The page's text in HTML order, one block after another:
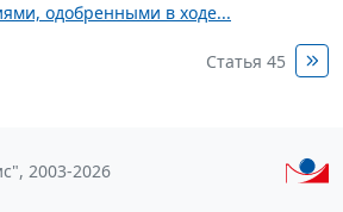
одобренными в ходе...
Статья 45
2003-2026